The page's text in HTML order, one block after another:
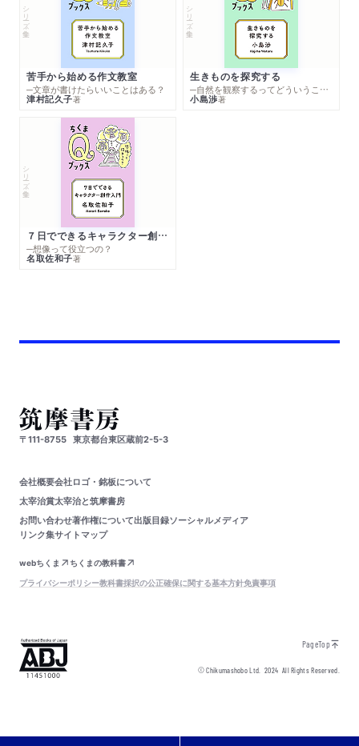
シリーズ・全集
苦手から始める作文教室
─文章が書けたらいいことはある？
津村記久子著
シリーズ・全集
生きものを探究する
─自然を観察するってどういうこと？
小島渉著
シリーズ・全集
７日でできるキャラクター創作入門
─想像って役立つの？
名取佐和子著
〒111-8755 東京都台東区蔵前2-5-3
会社概要会社ロゴ・銘板について
太宰治賞太宰治と筑摩書房
お問い合わせ著作権について出版目録ソーシャルメディア
リンク集サイトマップ
webちくま
ちくまの教科書
プライバシーポリシー教科書採択の公正確保に関する基本方針免責事項
PageTop
© Chikumashobo Ltd.2024 All Rights Reserved.